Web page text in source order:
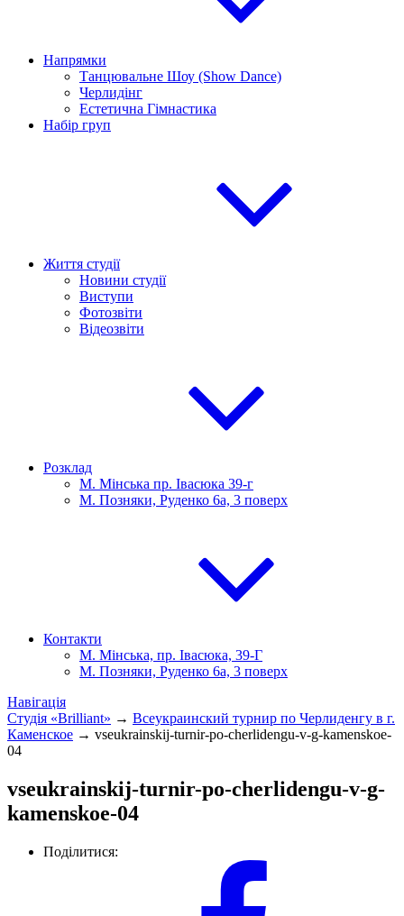
Напрямки
Танцювальне Шоу (Show Dance)
Черлидінг
Естетична Гімнастика
Набір груп
Життя студії
Новини студії
Виступи
Фотозвіти
Відеозвіти
Розклад
М. Мінська пр. Івасюка 39-г
М. Позняки, Руденко 6а, 3 поверх
Контакти
М. Мінська, пр. Івасюка, 39-Г
М. Позняки, Руденко 6а, 3 поверх
Навігація
Студія «Brilliant» → Всеукраинский турнир по Черлиденгу в г.
Каменское → vseukrainskij-turnir-po-cherlidengu-v-g-kamenskoe-
04
vseukrainskij-turnir-po-cherlidengu-v-g-
kamenskoe-04
Поділитися: